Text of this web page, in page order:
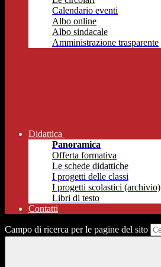
Calendario eventi
Albo online
Albo sindacale
Amministrazione trasparente
Didattica
Panoramica
Offerta formativa
Le schede didattiche
I progetti delle classi
I progetti scolastici (archivio)
Libri di testo
Contatti
Campo di ricerca per le pagine del sito